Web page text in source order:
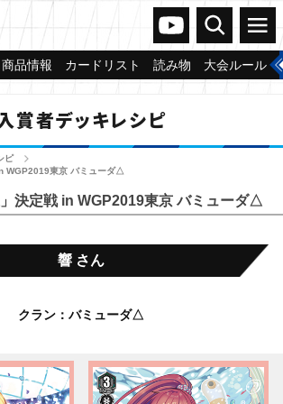
ヴァンガードch
検索 メニュー
商品情報 カードリスト 読み物 大会ルール
賞者デッキレシピ
ピ
WGP2019東京 バミューダ△
決定戦 in WGP2019東京 バミューダ△
響 さん
クラン：バミューダ△